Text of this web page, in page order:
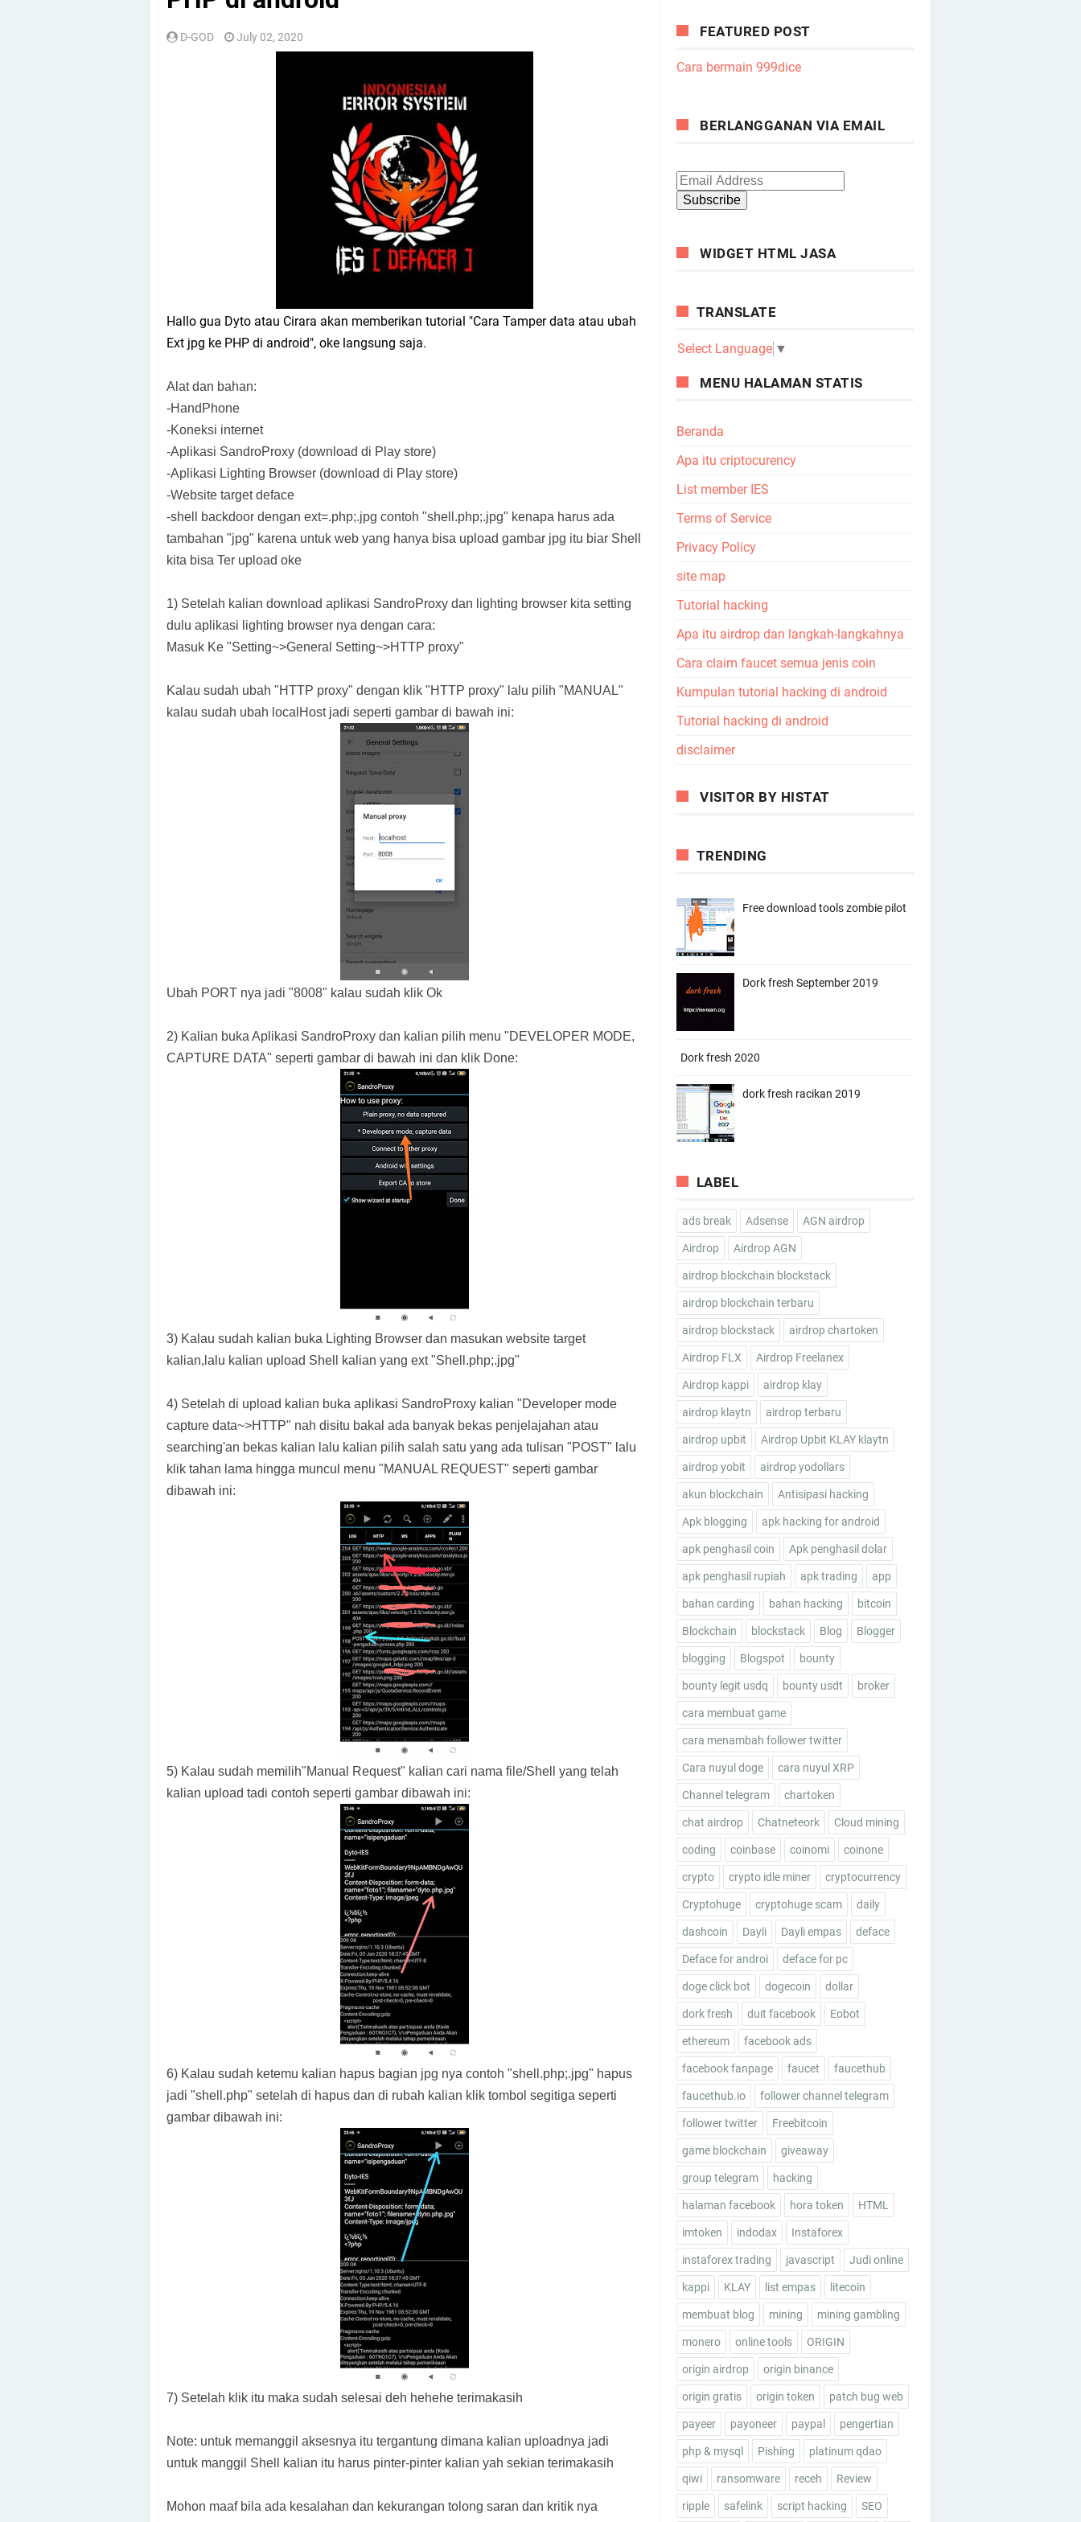
D-GOD July 02, 2020
Hallo gua Dyto atau Cirara akan memberikan tutorial "Cara Tamper data atau ubah
Ext jpg ke PHP di android", oke langsung saja.
Alat dan bahan:
-HandPhone
-Koneksi internet
-Aplikasi SandroProxy (download di Play store)
-Aplikasi Lighting Browser (download di Play store)
-Website target deface
-shell backdoor dengan ext=.php;.jpg contoh "shell.php;.jpg" kenapa harus ada
tambahan "jpg" karena untuk web yang hanya bisa upload gambar jpg itu biar Shell
kita bisa Ter upload oke
1) Setelah kalian download aplikasi SandroProxy dan lighting browser kita setting
dulu aplikasi lighting browser nya dengan cara:
Masuk Ke "Setting~>General Setting~>HTTP proxy"
Kalau sudah ubah "HTTP proxy" dengan klik "HTTP proxy" lalu pilih "MANUAL"
kalau sudah ubah localHost jadi seperti gambar di bawah ini:
Ubah PORT nya jadi "8008" kalau sudah klik Ok
2) Kalian buka Aplikasi SandroProxy dan kalian pilih menu "DEVELOPER MODE,
CAPTURE DATA" seperti gambar di bawah ini dan klik Done:
3) Kalau sudah kalian buka Lighting Browser dan masukan website target
kalian,lalu kalian upload Shell kalian yang ext "Shell.php;.jpg"
4) Setelah di upload kalian buka aplikasi SandroProxy kalian "Developer mode
capture data~>HTTP" nah disitu bakal ada banyak bekas penjelajahan atau
searching'an bekas kalian lalu kalian pilih salah satu yang ada tulisan "POST" lalu
klik tahan lama hingga muncul menu "MANUAL REQUEST" seperti gambar
dibawah ini:
5) Kalau sudah memilih"Manual Request" kalian cari nama file/Shell yang telah
kalian upload tadi contoh seperti gambar dibawah ini:
6) Kalau sudah ketemu kalian hapus bagian jpg nya contoh "shell.php;.jpg" hapus
jadi "shell.php" setelah di hapus dan di rubah kalian klik tombol segitiga seperti
gambar dibawah ini:
7) Setelah klik itu maka sudah selesai deh hehehe terimakasih
Note: untuk memanggil aksesnya itu tergantung dimana kalian uploadnya jadi
untuk manggil Shell kalian itu harus pinter-pinter kalian yah sekian terimakasih
Mohon maaf bila ada kesalahan dan kekurangan tolong saran dan kritik nya
FEATURED POST
Cara bermain 999dice
BERLANGGANAN VIA EMAIL
WIDGET HTML JASA
TRANSLATE
Select Language ▼
MENU HALAMAN STATIS
Beranda
Apa itu criptocurency
List member IES
Terms of Service
Privacy Policy
site map
Tutorial hacking
Apa itu airdrop dan langkah-langkahnya
Cara claim faucet semua jenis coin
Kumpulan tutorial hacking di android
Tutorial hacking di android
disclaimer
VISITOR BY HISTAT
TRENDING
Free download tools zombie pilot
Dork fresh September 2019
Dork fresh 2020
dork fresh racikan 2019
LABEL
ads break Adsense AGN airdrop
Airdrop Airdrop AGN
airdrop blockchain blockstack
airdrop blockchain terbaru
airdrop blockstack airdrop chartoken
Airdrop FLX Airdrop Freelanex
Airdrop kappi airdrop klay
airdrop klaytn airdrop terbaru
airdrop upbit Airdrop Upbit KLAY klaytn
airdrop yobit airdrop yodollars
akun blockchain Antisipasi hacking
Apk blogging apk hacking for android
apk penghasil coin Apk penghasil dolar
apk penghasil rupiah apk trading app
bahan carding bahan hacking bitcoin
Blockchain blockstack Blog Blogger
blogging Blogspot bounty
bounty legit usdq bounty usdt broker
cara membuat game
cara menambah follower twitter
Cara nuyul doge cara nuyul XRP
Channel telegram chartoken
chat airdrop Chatneteork Cloud mining
coding coinbase coinomi coinone
crypto crypto idle miner cryptocurrency
Cryptohuge cryptohuge scam daily
dashcoin Dayli Dayli empas deface
Deface for androi deface for pc
doge click bot dogecoin dollar
dork fresh duit facebook Eobot
ethereum facebook ads
facebook fanpage faucet faucethub
faucethub.io follower channel telegram
follower twitter Freebitcoin
game blockchain giveaway
group telegram hacking
halaman facebook hora token HTML
imtoken indodax Instaforex
instaforex trading javascript Judi online
kappi KLAY list empas litecoin
membuat blog mining mining gambling
monero online tools ORIGIN
origin airdrop origin binance
origin gratis origin token patch bug web
payeer payoneer paypal pengertian
php & mysql Pishing platinum qdao
qiwi ransomware receh Review
ripple safelink script hacking SEO